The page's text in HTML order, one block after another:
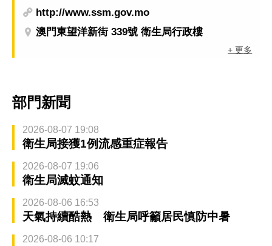
http://www.ssm.gov.mo
澳門東望洋新街 339號 衛生局行政樓
+ 更多
部門新聞
2026-08-07 19:08
衛生局接獲1例流感重症報告
2026-08-07 19:06
衛生局滅蚊通知
2026-08-06 16:53
天氣持續酷熱 衛生局呼籲居民慎防中暑
2026-08-06 10:17